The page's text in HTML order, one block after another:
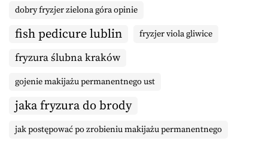
dobry fryzjer zielona góra opinie
fish pedicure lublin fryzjer viola gliwice
fryzura ślubna kraków
gojenie makijażu permanentnego ust
jaka fryzura do brody
jak postępować po zrobieniu makijażu permanentnego